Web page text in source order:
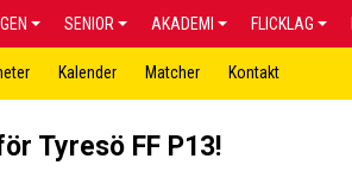
SENIOR AKADEMI FLICKLAG
Kalender Matcher Kontakt
Tyresö FF P13!